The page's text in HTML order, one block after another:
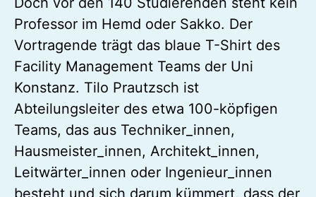
Professor im Hemd oder Sakko. Der
Vortragende trägt das blaue T-Shirt des
Facility Management Teams der Uni
Konstanz. Tilo Prautzsch ist
Abteilungsleiter des etwa 100-köpfigen
Teams, das aus Techniker_innen,
Hausmeister_innen, Architekt_innen,
Leitwärter_innen oder Ingenieur_innen
besteht und sich darum kümmert, dass der